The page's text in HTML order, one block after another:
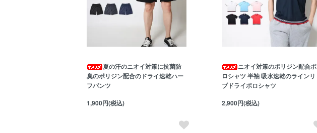
夏の汗のニオイ対策に抗菌防
臭のポリジン配合のドライ速乾ハー
フパンツ
1,900円(税込)
ニオイ対策のポリジン配合ポ
ロシャツ 半袖 吸水速乾のラインリ
ブドライポロシャツ
2,900円(税込)